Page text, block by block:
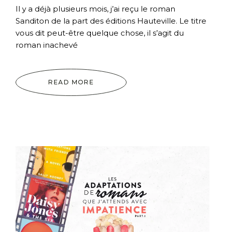
Il y a déjà plusieurs mois, j’ai reçu le roman
Sanditon de la part des éditions Hauteville. Le titre
vous dit peut-être quelque chose, il s’agit du
roman inachevé
READ MORE